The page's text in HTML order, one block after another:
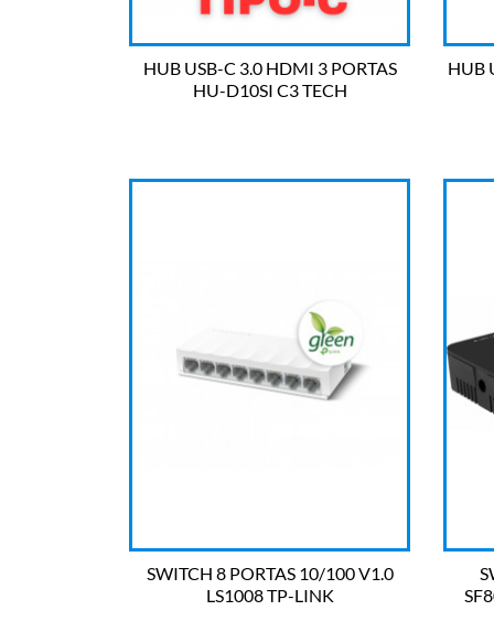
OLHADA RÁPIDA
HUB USB-C 3.0 HDMI 3 PORTAS
HU-D10SI C3 TECH
HUB
OLHADA RÁPIDA
SWITCH 8 PORTAS 10/100 V1.0
LS1008 TP-LINK